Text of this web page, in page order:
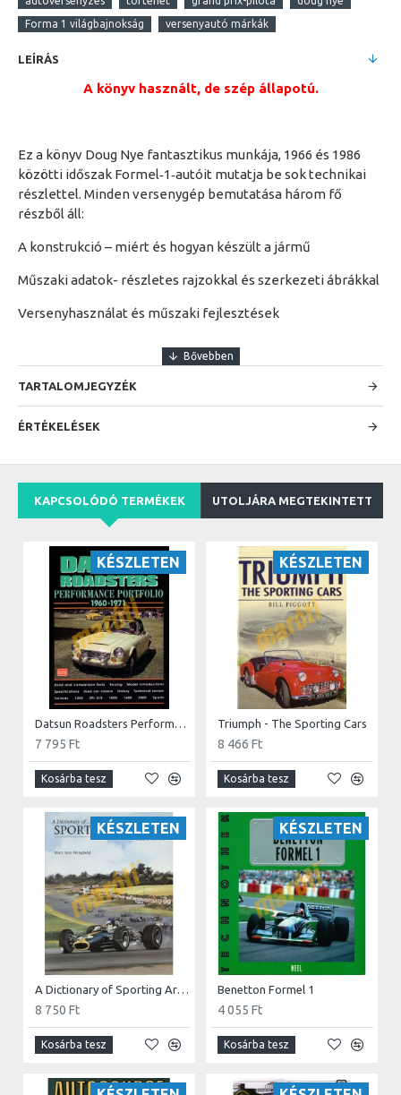
Forma 1 világbajnokság
versenyautó márkák
LEÍRÁS
A könyv használt, de szép állapotú.
Ez a könyv Doug Nye fantasztikus munkája, 1966 és 1986
közötti időszak Formel‑1‑autóit mutatja be sok technikai
részlettel. Minden versenygép bemutatása három fő
részből áll:
A konstrukció – miért és hogyan készült a jármű
Műszaki adatok- részletes rajzokkal és szerkezeti ábrákkal
Versenyhasználat és műszaki fejlesztések
TARTALOMJEGYZÉK
ÉRTÉKELÉSEK
KAPCSOLÓDÓ TERMÉKEK UTOLJÁRA MEGTEKINTETT
KÉSZLETEN
Datsun Roadsters Performance Portfolio 1960-1971
7 795 Ft
Kosárba tesz
KÉSZLETEN
Triumph - The Sporting Cars
8 466 Ft
Kosárba tesz
KÉSZLETEN
A Dictionary of Sporting Artists 1650-1990
8 750 Ft
Kosárba tesz
KÉSZLETEN
Benetton Formel 1
4 055 Ft
Kosárba tesz